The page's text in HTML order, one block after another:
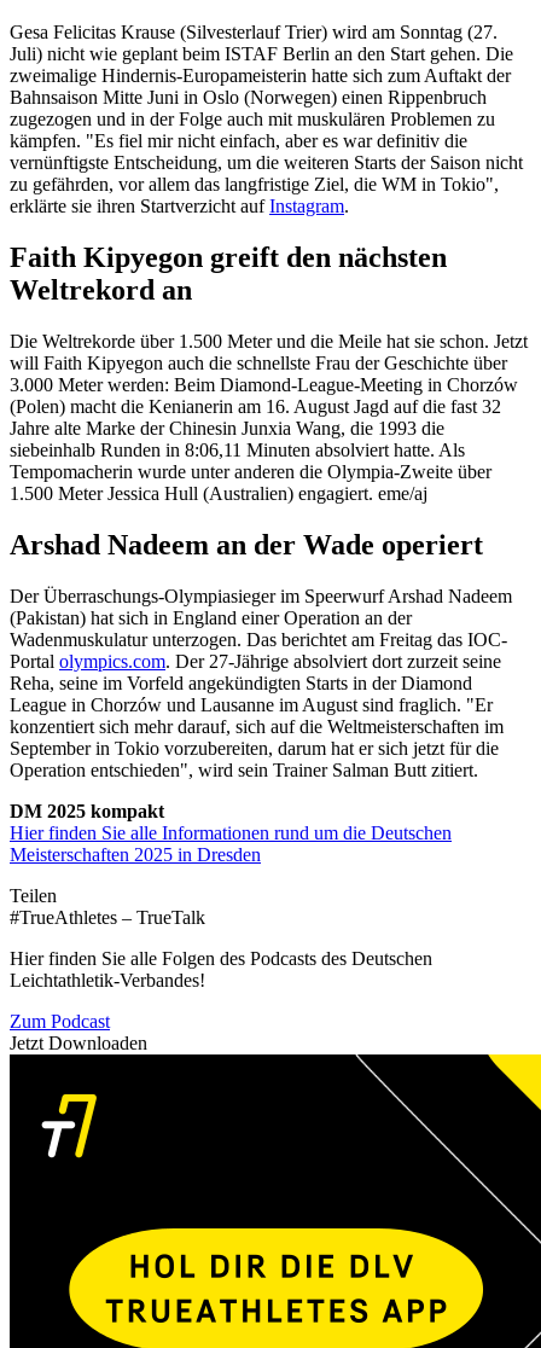
Gesa Felicitas Krause (Silvesterlauf Trier) wird am Sonntag (27.
Juli) nicht wie geplant beim ISTAF Berlin an den Start gehen. Die
zweimalige Hindernis-Europameisterin hatte sich zum Auftakt der
Bahnsaison Mitte Juni in Oslo (Norwegen) einen Rippenbruch
zugezogen und in der Folge auch mit muskulären Problemen zu
kämpfen. "Es fiel mir nicht einfach, aber es war definitiv die
vernünftigste Entscheidung, um die weiteren Starts der Saison nicht
zu gefährden, vor allem das langfristige Ziel, die WM in Tokio",
erklärte sie ihren Startverzicht aufInstagram.
Faith Kipyegon greift den nächsten
Weltrekord an
Die Weltrekorde über 1.500 Meter und die Meile hat sie schon. Jetzt
will Faith Kipyegon auch die schnellste Frau der Geschichte über
3.000 Meter werden: Beim Diamond-League-Meeting in Chorzów
(Polen) macht die Kenianerin am 16. August Jagd auf die fast 32
Jahre alte Marke der Chinesin Junxia Wang, die 1993 die
siebeinhalb Runden in 8:06,11 Minuten absolviert hatte. Als
Tempomacherin wurde unter anderen die Olympia-Zweite über
1.500 Meter Jessica Hull (Australien) engagiert. eme/aj
Arshad Nadeem an der Wade operiert
Der Überraschungs-Olympiasieger im Speerwurf Arshad Nadeem
(Pakistan) hat sich in England einer Operation an der
Wadenmuskulatur unterzogen. Das berichtet am Freitag das IOC-
Portal olympics.com. Der 27-Jährige absolviert dort zurzeit seine
Reha, seine im Vorfeld angekündigten Starts in der Diamond
League in Chorzów und Lausanne im August sind fraglich. "Er
konzentiert sich mehr darauf, sich auf die Weltmeisterschaften im
September in Tokio vorzubereiten, darum hat er sich jetzt für die
Operation entschieden", wird sein Trainer Salman Butt zitiert.
DM 2025 kompakt
Hier finden Sie alle Informationen rund um die Deutschen
Meisterschaften 2025 in Dresden
Teilen
#TrueAthletes – TrueTalk
Hier finden Sie alle Folgen des Podcasts des Deutschen
Leichtathletik-Verbandes!
Zum Podcast
Jetzt Downloaden